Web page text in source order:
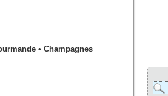
• Champagnes